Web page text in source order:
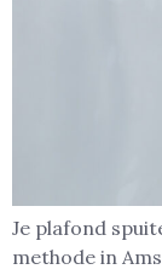
Je plafond
methode in